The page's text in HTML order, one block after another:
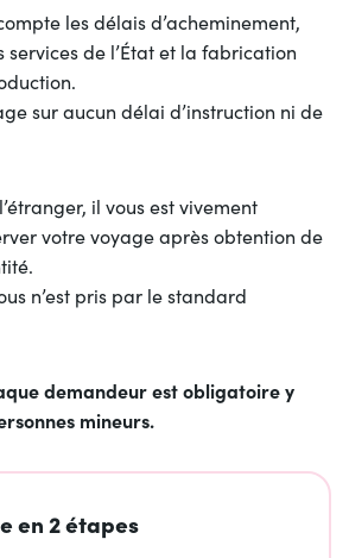
les délais d’acheminement,
services de l’État et la fabrication
sur aucun délai d’instruction ni de
il vous est vivement
votre voyage après obtention de
n’est pris par le standard
demandeur est obligatoire y
mineurs.
en 2 étapes